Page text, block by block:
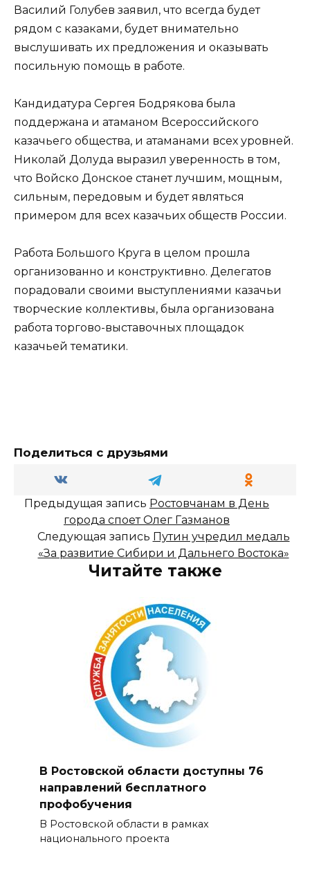
Василий Голубев заявил, что всегда будет
рядом с казаками, будет внимательно
выслушивать их предложения и оказывать
посильную помощь в работе.
Кандидатура Сергея Бодрякова была
поддержана и атаманом Всероссийского
казачьего общества, и атаманами всех уровней.
Николай Долуда выразил уверенность в том,
что Войско Донское станет лучшим, мощным,
сильным, передовым и будет являться
примером для всех казачьих обществ России.
Работа Большого Круга в целом прошла
организованно и конструктивно. Делегатов
порадовали своими выступлениями казачьи
творческие коллективы, была организована
работа торгово-выставочных площадок
казачьей тематики.
Поделиться с друзьями
Предыдущая запись Ростовчанам в День
города споет Олег Газманов
Следующая запись Путин учредил медаль
«За развитие Сибири и Дальнего Востока»
Читайте также
В Ростовской области доступны 76
направлений бесплатного
профобучения
В Ростовской области в рамках
национального проекта